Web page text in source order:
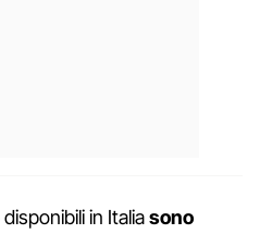
in Italiasono